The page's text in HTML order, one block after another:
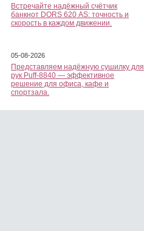
Встречайте надёжный счётчик
банкнот DORS 620 АS: точность и
скорость в каждом движении.
05-08-2026
Представляем надёжную сушилку для
рук Puff-8840 — эффективное
решение для офиса, кафе и
спортзала.